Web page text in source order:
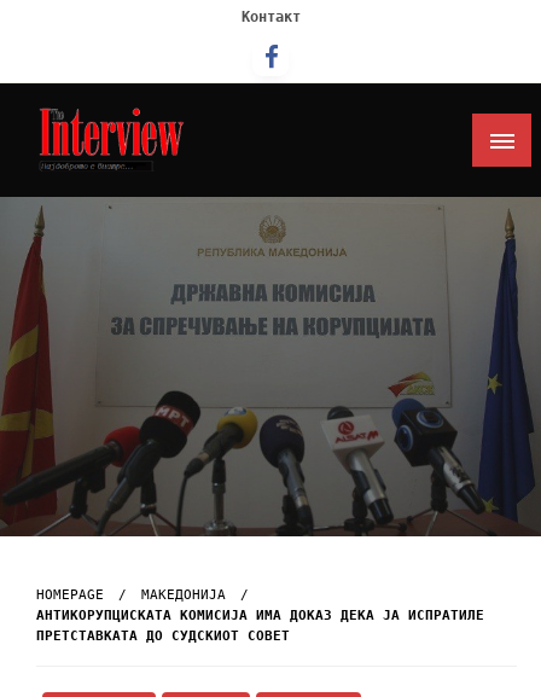
Контакт
Интервју
HOMEPAGE
МАКЕДОНИЈА
АНТИКОРУПЦИСКАТА КОМИСИЈА ИМА ДОКАЗ ДЕКА ЈА ИСПРАТИЛЕ
ПРЕТСТАВКАТА ДО СУДСКИОТ СОВЕТ